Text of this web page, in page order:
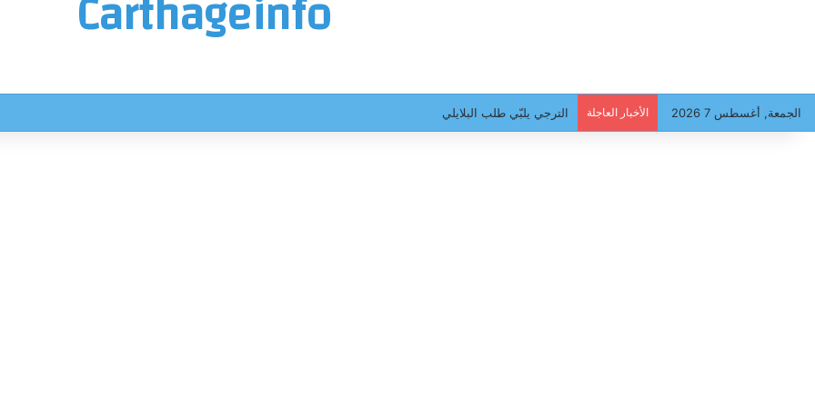
الجمعة, أغسطس 7 2026 الأخبار العاجلة سحب رعدية وأمطار غزيرة متوقعة اليوم الجمعة في هذه المناطق